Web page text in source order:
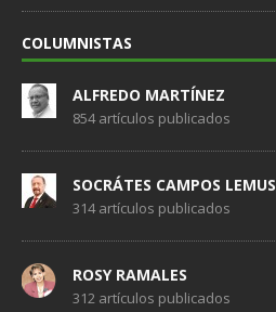
COLUMNISTAS
ALFREDO MARTÍNEZ
854 artículos publicados
SOCRÁTES CAMPOS LEMUS
314 artículos publicados
ROSY RAMALES
312 artículos publicados